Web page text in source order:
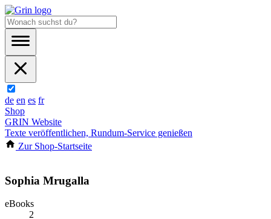
de en es fr
Shop
GRIN Website
Texte veröffentlichen, Rundum-Service genießen
Zur Shop-Startseite
Sophia Mrugalla
eBooks
2